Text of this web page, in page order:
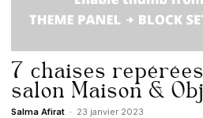
7 chaises
salon Maison &
Salma Afirat - 23 janvier 2023